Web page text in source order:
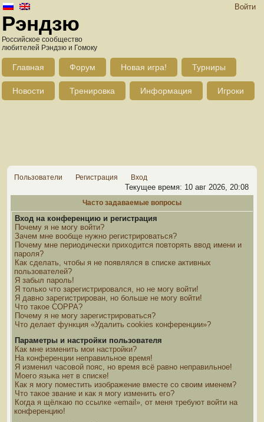
Войти
Рэндзю
Российское сообщество
любителей Рэндзю и Гомоку
Главная Форум Новая игра! Турниры
Новости Тренировка Информация Игроки
Пользователи Регистрация Вход
Текущее время: 10 авг 2026, 20:08
Часто задаваемые вопросы
Вход на конференцию и регистрация
Почему я не могу войти?
Зачем мне вообще нужно регистрироваться?
Почему мне периодически приходится повторять ввод имени и
пароля?
Как сделать, чтобы я не появлялся в списке активных
пользователей?
Я забыл пароль!
Я только что зарегистрировался, но не могу войти!
Я давно зарегистрирован, но больше не могу войти!
Что такое COPPA?
Почему я не могу зарегистрироваться?
Что делает функция «Удалить cookies конференции»?
Параметры и настройки пользователя
Как мне изменить мои настройки?
На конференции неправильное время!
Я изменил часовой пояс, но время всё равно неправильное!
Моего языка нет в списке!
Как я могу поместить изображение вместе со своим именем?
Что такое звание и как я могу изменить его?
Когда я щёлкаю по ссылке «email», от меня требуют войти на
конференцию!